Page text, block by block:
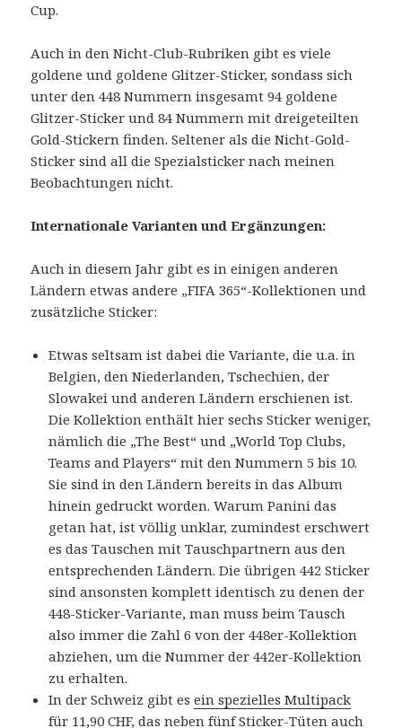
Cup.
Auch in den Nicht-Club-Rubriken gibt es viele
goldene und goldene Glitzer-Sticker, sondass sich
unter den 448 Nummern insgesamt 94 goldene
Glitzer-Sticker und 84 Nummern mit dreigeteilten
Gold-Stickern finden. Seltener als die Nicht-Gold-
Sticker sind all die Spezialsticker nach meinen
Beobachtungen nicht.
Internationale Varianten und Ergänzungen:
Auch in diesem Jahr gibt es in einigen anderen
Ländern etwas andere „FIFA 365“-Kollektionen und
zusätzliche Sticker:
Etwas seltsam ist dabei die Variante, die u.a. in
Belgien, den Niederlanden, Tschechien, der
Slowakei und anderen Ländern erschienen ist.
Die Kollektion enthält hier sechs Sticker weniger,
nämlich die „The Best“ und „World Top Clubs,
Teams and Players“ mit den Nummern 5 bis 10.
Sie sind in den Ländern bereits in das Album
hinein gedruckt worden. Warum Panini das
getan hat, ist völlig unklar, zumindest erschwert
es das Tauschen mit Tauschpartnern aus den
entsprechenden Ländern. Die übrigen 442 Sticker
sind ansonsten komplett identisch zu denen der
448-Sticker-Variante, man muss beim Tausch
also immer die Zahl 6 von der 448er-Kollektion
abziehen, um die Nummer der 442er-Kollektion
zu erhalten.
In der Schweiz gibt esein spezielles Multipack
für 11,90 CHF, das neben fünf Sticker-Tüten auch